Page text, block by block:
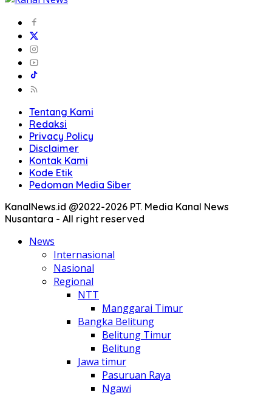
Tentang Kami
Redaksi
Privacy Policy
Disclaimer
Kontak Kami
Kode Etik
Pedoman Media Siber
KanalNews.id @2022-2026 PT. Media Kanal News
Nusantara - All right reserved
News
Internasional
Nasional
Regional
NTT
Manggarai Timur
Bangka Belitung
Belitung Timur
Belitung
Jawa timur
Pasuruan Raya
Ngawi